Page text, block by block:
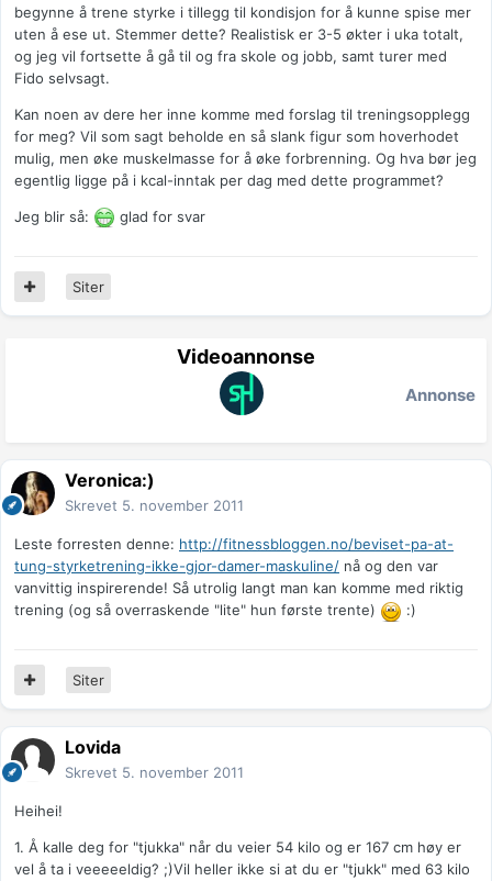
begynne å trene styrke i tillegg til kondisjon for å kunne spise mer
uten å ese ut. Stemmer dette? Realistisk er 3-5 økter i uka totalt,
og jeg vil fortsette å gå til og fra skole og jobb, samt turer med
Fido selvsagt.
Kan noen av dere her inne komme med forslag til treningsopplegg
for meg? Vil som sagt beholde en så slank figur som hoverhodet
mulig, men øke muskelmasse for å øke forbrenning. Og hva bør jeg
egentlig ligge på i kcal-inntak per dag med dette programmet?
Jeg blir så: glad for svar
Siter
Videoannonse
Annonse
Veronica:)
Skrevet 5. november 2011
Leste forresten denne: http://fitnessbloggen.no/beviset-pa-at-
tung-styrketrening-ikke-gjor-damer-maskuline/ nå og den var
vanvittig inspirerende! Så utrolig langt man kan komme med riktig
trening (og så overraskende "lite" hun første trente)
:)
Siter
Lovida
Skrevet 5. november 2011
Heihei!
1. Å kalle deg for "tjukka" når du veier 54 kilo og er 167 cm høy er
vel å ta i veeeeeldig? ;)Vil heller ikke si at du er "tjukk" med 63 kilo